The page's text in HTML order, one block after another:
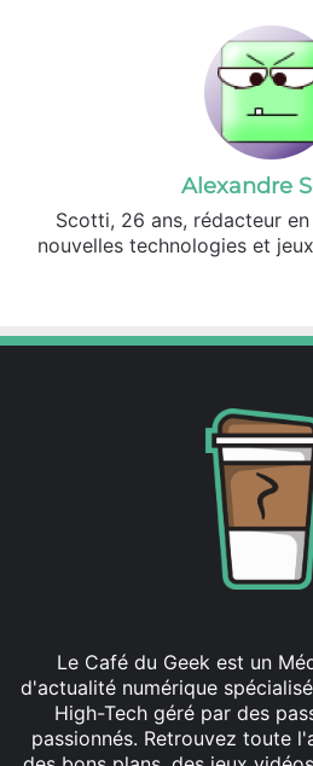
Alexandre
Scotti, 26 ans, rédacteur
nouvelles technologies et
Le Café du Geek est un
d'actualité numérique
High-Tech géré par des
passionnés. Retrouvez toute